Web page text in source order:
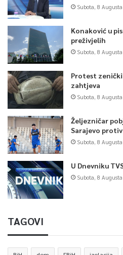
Subota, 8
Konaković u
preživjelih
Subota, 8
Protest
zahtjeva
Subota, 8
Željezničar
Sarajevo protiv
Subota, 8
U Dnevniku
Subota, 8
TAGOVI